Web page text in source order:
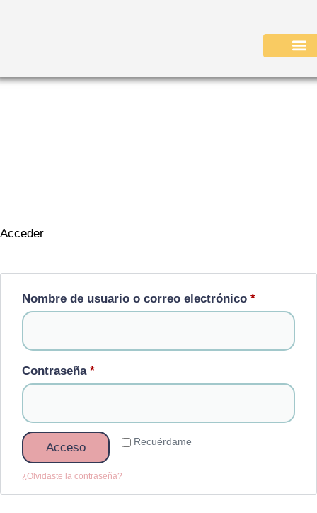
Acceder
Nombre de usuario o correo electrónico *
Contraseña *
Recuérdame
Acceso
¿Olvidaste la contraseña?